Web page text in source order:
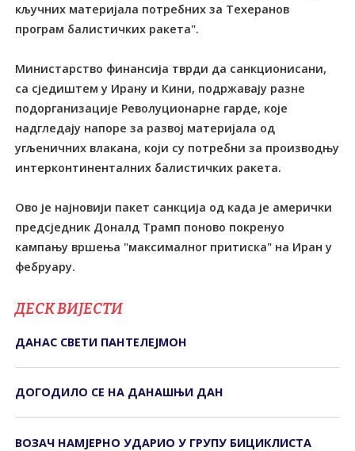
кључних материјала потребних за Техеранов
програм балистичких ракета".
Министарство финансија тврди да санкционисани,
са сједиштем у Ирану и Кини, подржавају разне
подорганизације Револуционарне гарде, које
надгледају напоре за развој материјала од
угљеничних влакана, који су потребни за производњу
интерконтиненталних балистичких ракета.
Ово је најновији пакет санкција од када је амерички
предсједник Доналд Трамп поново покренуо
кампању вршења "максималног притиска" на Иран у
фебруару.
ДЕСК ВИЈЕСТИ
ДАНАС СВЕTИ ПАНTЕЛЕЈМОН
ДОГОДИЛО СЕ НА ДАНАШЊИ ДАН
ВОЗАЧ НАМЈЕРНО УДАРИО У ГРУПУ БИЦИКЛИСТА